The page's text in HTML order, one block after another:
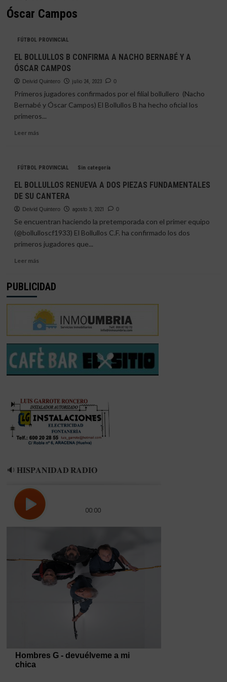
Óscar Campos
FÚTBOL PROVINCIAL
EL BOLLULLOS B CONFIRMA A NACHO BERNABÉ Y A
ÓSCAR CAMPOS
Deivid Quintero julio 24, 2023 0
Primeros jugadores confirmados por el filial bollullero (Nacho
Bernabé y Óscar Campos) El Bollullos B ha hecho oficial los
primeros...
Leer másLeer
BOLLULLOS
CONFIRMA
A
NACHO
BERNABÉ
A
ÓSCAR
FÚTBOL PROVINCIAL Sin categoría
EL BOLLULLOS RENUEVA A DOS PIEZAS FUNDAMENTALES
DE SU CANTERA
Deivid Quintero agosto 3, 2021 0
Se encuentran haciendo la pretemporada con el primer equipo
(@bollulloscf1933) El Bollullos C.F. ha confirmado los dos
primeros jugadores que...
Leer másLeer
EL
RENUEVA
A
DOS
PIEZAS
FUNDAMENTALES
DE
SU
CANTERA
PUBLICIDAD
🔉 𝐇𝐈𝐒𝐏𝐀𝐍𝐈𝐃𝐀𝐃 𝐑𝐀𝐃𝐈𝐎